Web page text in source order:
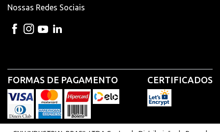
Nossas Redes Sociais
FORMAS DE PAGAMENTO CERTIFICADOS